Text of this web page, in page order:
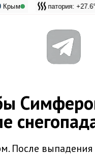
Лагуна: +25.8°C Фиолент:
Евпатория: +27.6°C
Крым
После выпадения